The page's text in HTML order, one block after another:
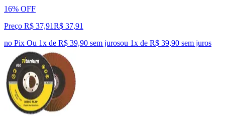
16% OFF
Preço R$ 37,91R$ 37,91
no Pix Ou 1x de R$ 39,90 sem jurosou 1x de R$ 39,90 sem juros